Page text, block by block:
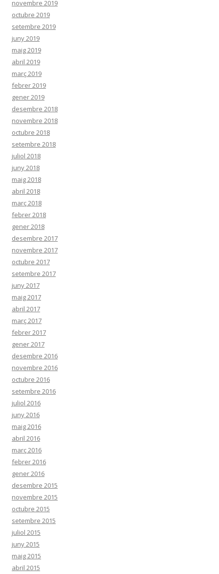
novembre 2019
octubre 2019
setembre 2019
juny 2019
maig 2019
abril 2019
març 2019
febrer 2019
gener 2019
desembre 2018
novembre 2018
octubre 2018
setembre 2018
juliol 2018
juny 2018
maig 2018
abril 2018
març 2018
febrer 2018
gener 2018
desembre 2017
novembre 2017
octubre 2017
setembre 2017
juny 2017
maig 2017
abril 2017
març 2017
febrer 2017
gener 2017
desembre 2016
novembre 2016
octubre 2016
setembre 2016
juliol 2016
juny 2016
maig 2016
abril 2016
març 2016
febrer 2016
gener 2016
desembre 2015
novembre 2015
octubre 2015
setembre 2015
juliol 2015
juny 2015
maig 2015
abril 2015